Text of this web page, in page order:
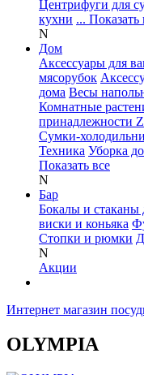
Центрифуги для
кухни ... Показать
N
Дом
Аксессуары для
мясорубок
дома Весы
Комнатные
принадлежности
Сумки-
Техника Уборка
Показать все
N
Бар
Бокалы и стаканы
виски и коньяка
Стопки и рюмки
N
Акции
Интернет магазин
OLYMPIA